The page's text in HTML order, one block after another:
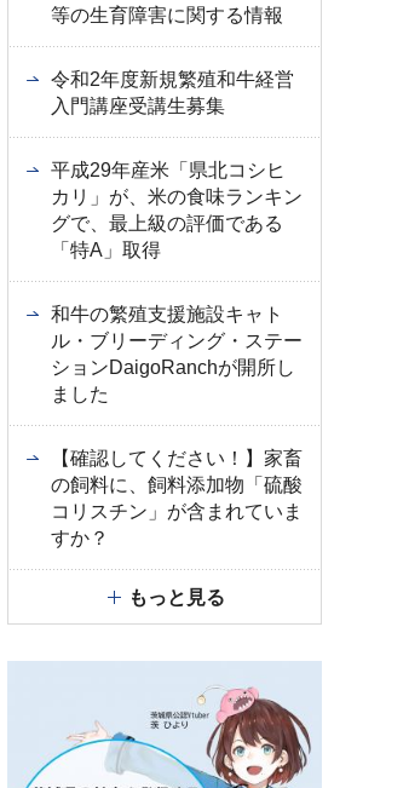
等の生育障害に関する情報
令和2年度新規繁殖和牛経営
入門講座受講生募集
平成29年産米「県北コシヒ
カリ」が、米の食味ランキン
グで、最上級の評価である
「特A」取得
和牛の繁殖支援施設キャト
ル・ブリーディング・ステー
ションDaigoRanchが開所し
ました
【確認してください！】家畜
の飼料に、飼料添加物「硫酸
コリスチン」が含まれていま
すか？
もっと見る